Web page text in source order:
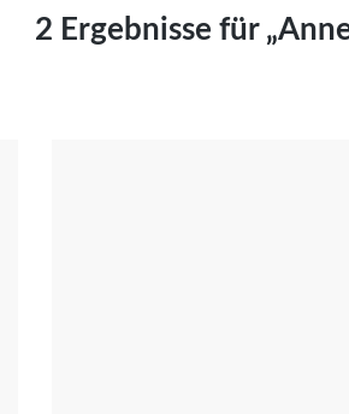
Maximilian Kosing
2 Ergebnisse für